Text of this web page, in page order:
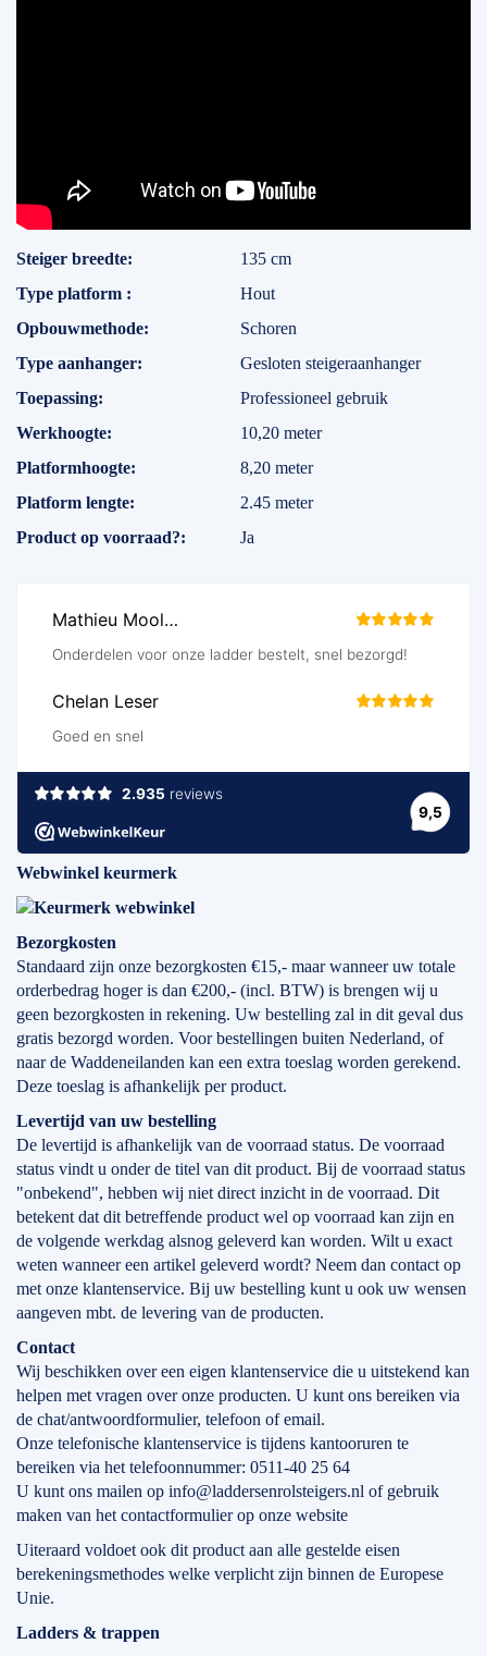
Specificaties
Steiger breedte
135 cm
Type platform
Hout
Opbouwmethode
Schoren
Type aanhanger
Gesloten steigeraanhanger
Toepassing
Professioneel gebruik
Werkhoogte
10,20 meter
Platformhoogte
8,20 meter
Platform lengte
2.45 meter
Product op voorraad?
Ja
Webwinkel keurmerk
Bezorgkosten
Standaard zijn onze bezorgkosten €15,- maar wanneer uw totale
orderbedrag hoger is dan €200,- (incl. BTW) is brengen wij u
geen bezorgkosten in rekening. Uw bestelling zal in dit geval dus
gratis bezorgd worden. Voor bestellingen buiten Nederland, of
naar de Waddeneilanden kan een extra toeslag worden gerekend.
Deze toeslag is afhankelijk per product.
Levertijd van uw bestelling
De levertijd is afhankelijk van de voorraad status. De voorraad
status vindt u onder de titel van dit product. Bij de voorraad status
"onbekend", hebben wij niet direct inzicht in de voorraad. Dit
betekent dat dit betreffende product wel op voorraad kan zijn en
de volgende werkdag alsnog geleverd kan worden. Wilt u exact
weten wanneer een artikel geleverd wordt? Neem dan contact op
met onze klantenservice. Bij uw bestelling kunt u ook uw wensen
aangeven mbt. de levering van de producten.
Contact
Wij beschikken over een eigen klantenservice die u uitstekend kan
helpen met vragen over onze producten. U kunt ons bereiken via
de chat/antwoordformulier, telefoon of email.
Onze telefonische klantenservice is tijdens kantooruren te
bereiken via het telefoonnummer: 0511-40 25 64
U kunt ons mailen op info@laddersenrolsteigers.nl of gebruik
maken van het contactformulier op onze website
Uiteraard voldoet ook dit product aan alle gestelde eisen
berekeningsmethodes welke verplicht zijn binnen de Europese
Unie.
Ladders & trappen